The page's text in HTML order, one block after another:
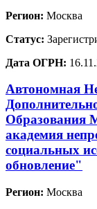
Регион: Москва
Статус:
Дата ОГРН:
Автономная
Образования
академия
социальных
обновление"
Регион: Москва